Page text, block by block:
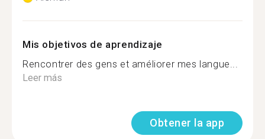
Mis objetivos de aprendizaje
Rencontrer des gens et améliorer mes langue...
Leer más
Obtener la app